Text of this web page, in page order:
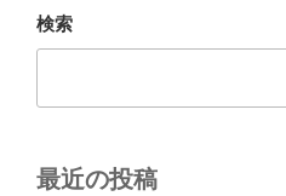
ー
シ
検索
最近の投稿